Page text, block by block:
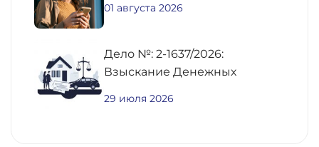
01 августа 2026
Дело №: 2-1637/2026:
Взыскание Денежных
29 июля 2026